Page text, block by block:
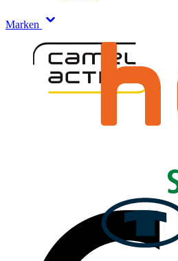
Marken